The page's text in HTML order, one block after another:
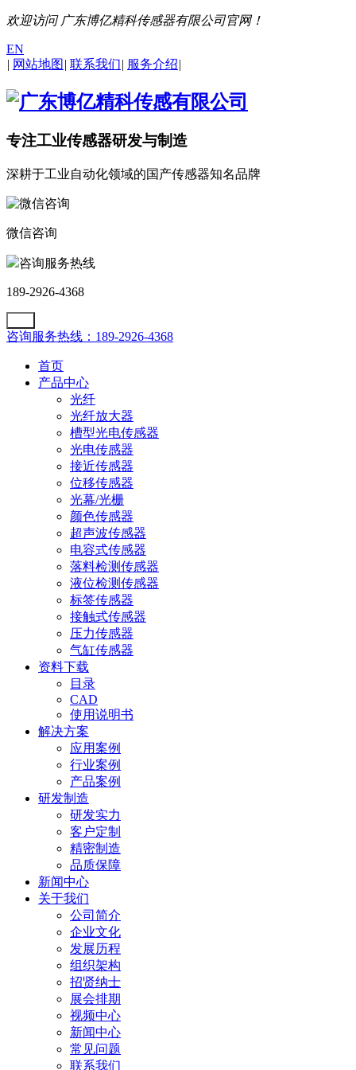
欢迎访问 广东博亿精科传感器有限公司官网！
EN
| 网站地图 | 联系我们| 服务介绍|
专注工业传感器研发与制造
深耕于工业自动化领域的国产传感器知名品牌
微信咨询
咨询服务热线
189-2926-4368
咨询服务热线：189-2926-4368
首页
产品中心
光纤
光纤放大器
槽型光电传感器
光电传感器
接近传感器
位移传感器
光幕/光栅
颜色传感器
超声波传感器
电容式传感器
落料检测传感器
液位检测传感器
标签传感器
接触式传感器
压力传感器
气缸传感器
资料下载
目录
CAD
使用说明书
解决方案
应用案例
行业案例
产品案例
研发制造
研发实力
客户定制
精密制造
品质保障
新闻中心
关于我们
公司简介
企业文化
发展历程
组织架构
招贤纳士
展会排期
视频中心
新闻中心
常见问题
联系我们